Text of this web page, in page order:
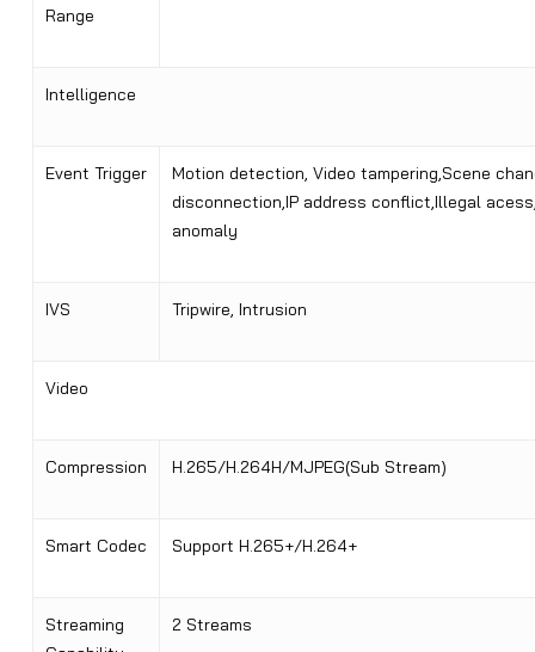
Range
Intelligence
Event Trigger
Motion detection, Video tampering,Scene
disconnection,IP address conflict,Illegal
anomaly
IVS Tripwire, Intrusion
Video
Compression H.265/H.264H/MJPEG(Sub Stream)
Smart Codec Support H.265+/H.264+
Streaming
2 Streams